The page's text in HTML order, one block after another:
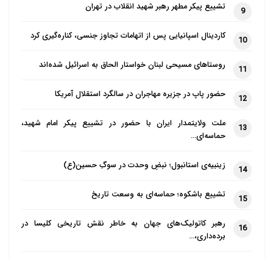
9 تشییع پیکر مطهر رهبر شهید انقلاب در تهران
10 کاردینال اسپانیایی پس از اتهامات تجاوز جنسی، کناره‌گیری کرد
11 روستاهای مسیحی لبنان خواستار الحاق به اسرائیل شده‌اند
12 حضور پاپ در جزیره مهاجران در سالگرد استقلال آمریکا
13
ملت ولایتمدار ایران با حضور در تشییع پیکر امام شهید،
حماسه‌ای…
14 زینبیه‌ی استانبول؛ نبضِ وحدت در سوگِ حسین(ع)
15 تشییع باشکوه؛ حماسه‌ای به وسعت تاریخ
16
رهبر کاتولیک‌های جهان به خاطر نقش تاریخی کلیسا در
برده‌داری،…